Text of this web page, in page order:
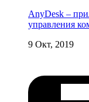
AnyDesk –
управления
9 Окт, 2019